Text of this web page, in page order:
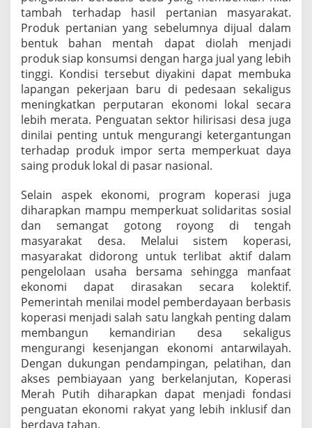
tambah terhadap hasil pertanian masyarakat.
Produk pertanian yang sebelumnya dijual dalam
bentuk bahan mentah dapat diolah menjadi
produk siap konsumsi dengan harga jual yang lebih
tinggi. Kondisi tersebut diyakini dapat membuka
lapangan pekerjaan baru di pedesaan sekaligus
meningkatkan perputaran ekonomi lokal secara
lebih merata. Penguatan sektor hilirisasi desa juga
dinilai penting untuk mengurangi ketergantungan
terhadap produk impor serta memperkuat daya
saing produk lokal di pasar nasional.
Selain aspek ekonomi, program koperasi juga
diharapkan mampu memperkuat solidaritas sosial
dan semangat gotong royong di tengah
masyarakat desa. Melalui sistem koperasi,
masyarakat didorong untuk terlibat aktif dalam
pengelolaan usaha bersama sehingga manfaat
ekonomi dapat dirasakan secara kolektif.
Pemerintah menilai model pemberdayaan berbasis
koperasi menjadi salah satu langkah penting dalam
membangun kemandirian desa sekaligus
mengurangi kesenjangan ekonomi antarwilayah.
Dengan dukungan pendampingan, pelatihan, dan
akses pembiayaan yang berkelanjutan, Koperasi
Merah Putih diharapkan dapat menjadi fondasi
penguatan ekonomi rakyat yang lebih inklusif dan
berdaya tahan.